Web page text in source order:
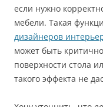
если нужно
мебели. Такая
дизайнеров
может быть
поверхности стола
такого эффекта не